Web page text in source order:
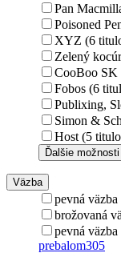
Pan
Poisoned
XYZ (6
Zelený
CooBoo SK
Fobos (6
Publixing,
Simon &
Host (5
Ďalšie možnosti
Väzba
pevná
brožovaná
pevná
prebalom305